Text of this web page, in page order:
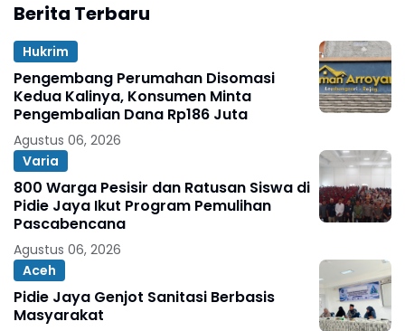
Berita Terbaru
Hukrim
Pengembang Perumahan Disomasi
Kedua Kalinya, Konsumen Minta
Pengembalian Dana Rp186 Juta
Agustus 06, 2026
Varia
800 Warga Pesisir dan Ratusan Siswa di
Pidie Jaya Ikut Program Pemulihan
Pascabencana
Agustus 06, 2026
Aceh
Pidie Jaya Genjot Sanitasi Berbasis
Masyarakat